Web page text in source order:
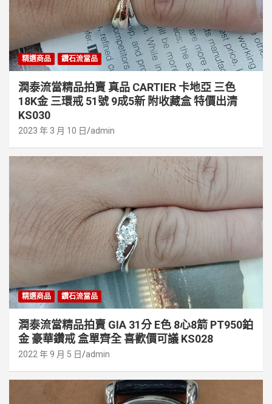
精選商品 鑽石流當品
潤泰流當精品拍賣 真品 CARTIER 卡地亞 三色
18K金 三環戒 51號 9成5新 附收藏盒 特價出清
KS030
2023 年 3 月 10 日 admin
精選商品 鑽石流當品
潤泰流當精品拍賣 GIA 31分 E色 8心8箭 PT950鉑
金 豪華鑽戒 盒單齊全 喜歡價可議 KS028
2022 年 9 月 5 日 admin